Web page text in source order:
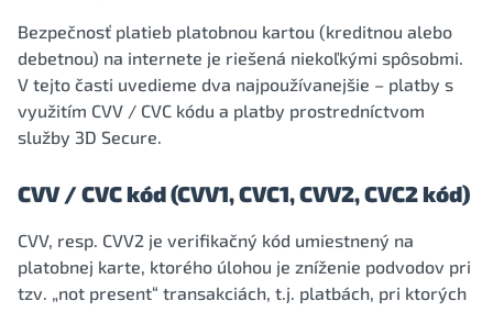
Bezpečnosť platieb platobnou kartou (kreditnou alebo
debetnou) na internete je riešená niekoľkými spôsobmi.
V tejto časti uvedieme dva najpoužívanejšie – platby s
využitím CVV / CVC kódu a platby prostredníctvom
služby 3D Secure.
CVV / CVC kód (CVV1, CVC1, CVV2, CVC2 kód)
CVV, resp. CVV2 je verifikačný kód umiestnený na
platobnej karte, ktorého úlohou je zníženie podvodov pri
tzv. „not present“ transakciách, t.j. platbách, pri ktorých